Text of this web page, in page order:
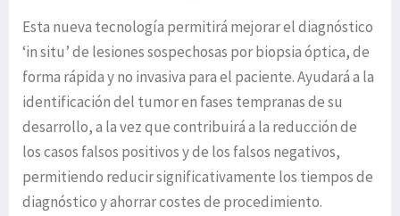
Esta nueva tecnología permitirá mejorar el diagnóstico
‘in situ’ de lesiones sospechosas por biopsia óptica, de
forma rápida y no invasiva para el paciente. Ayudará a la
identificación del tumor en fases tempranas de su
desarrollo, a la vez que contribuirá a la reducción de
los casos falsos positivos y de los falsos negativos,
permitiendo reducir significativamente los tiempos de
diagnóstico y ahorrar costes de procedimiento.